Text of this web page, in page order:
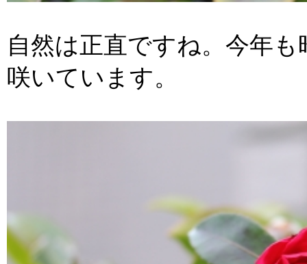
自然は正直ですね。今年
咲いています。